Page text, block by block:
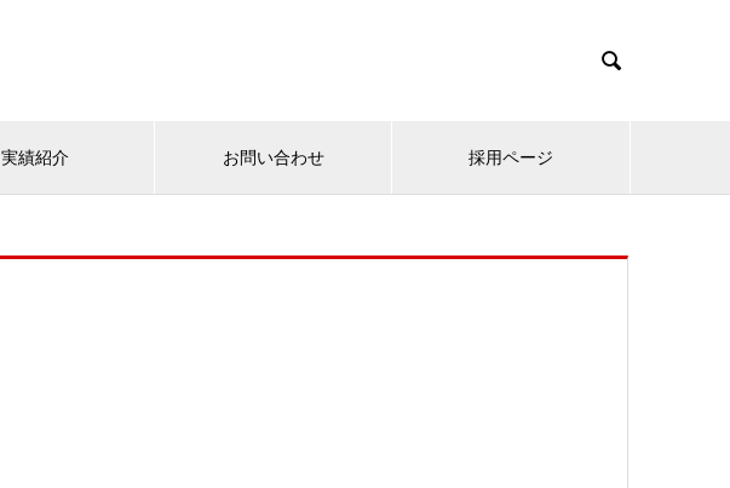

実績紹介 お問い合わせ 採用ページ